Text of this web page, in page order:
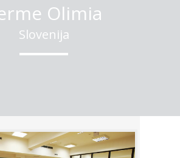
Olimia
Slovenija